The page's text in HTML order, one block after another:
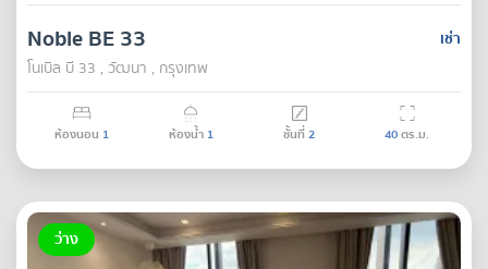
เช่า
Noble BE 33
โนเบิล บี 33 , วัฒนา , กรุงเทพ
ห้องนอน 1 ห้องน้ำ 1 ชั้นที่2 40ตร.ม.
ว่าง